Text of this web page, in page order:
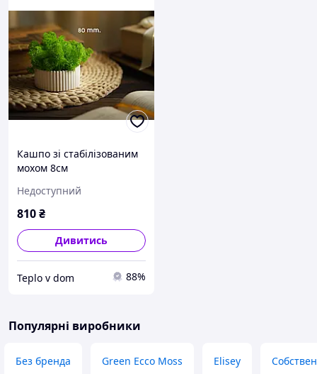
Кашпо зі стабілізованим
мохом 8см
Недоступний
810₴
Дивитись
Teplo v dom 88%
Популярні виробники
Без бренда Green Ecco Moss Elisey